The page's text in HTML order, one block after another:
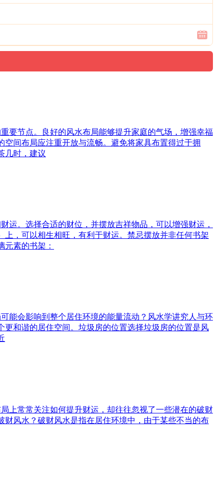
要节点。良好的风水布局能够提升家庭的气场，增强幸福
间布局应注重开放与流畅。避免将家具布置得过于拥
几时，建议
运。选择合适的财位，并摆放吉祥物品，可以增强财运，
，可以相生相旺，有利于财运。禁忌摆放并非任何书架
素的书架：
能会影响到整个居住环境的能量流动？风水学讲究人与环
和谐的居住空间。垃圾房的位置选择垃圾房的位置是风
上常常关注如何提升财运，却往往忽视了一些潜在的破财
风水？破财风水是指在居住环境中，由于某些不当的布